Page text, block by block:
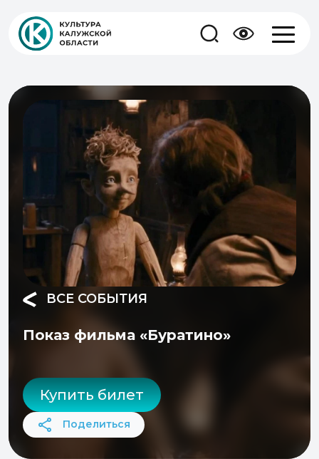
ВСЕ СОБЫТИЯ
Показ фильма «Буратино»
Купить билет
Поделиться